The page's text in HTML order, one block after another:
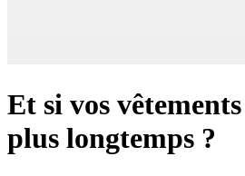
Et si vos
plus longtemps ?